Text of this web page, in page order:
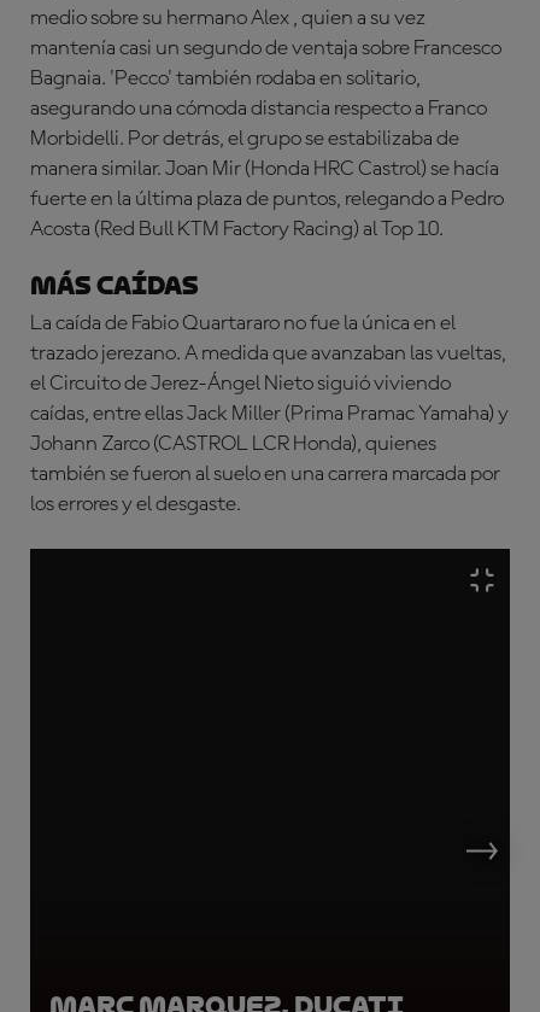
medio sobre su hermano Alex , quien a su vez
mantenía casi un segundo de ventaja sobre Francesco
Bagnaia. 'Pecco' también rodaba en solitario,
asegurando una cómoda distancia respecto a Franco
Morbidelli. Por detrás, el grupo se estabilizaba de
manera similar. Joan Mir (Honda HRC Castrol) se hacía
fuerte en la última plaza de puntos, relegando a Pedro
Acosta (Red Bull KTM Factory Racing) al Top 10.
Más caídas
La caída de Fabio Quartararo no fue la única en el
trazado jerezano. A medida que avanzaban las vueltas,
el Circuito de Jerez-Ángel Nieto siguió viviendo
caídas, entre ellas Jack Miller (Prima Pramac Yamaha) y
Johann Zarco (CASTROL LCR Honda), quienes
también se fueron al suelo en una carrera marcada por
los errores y el desgaste.